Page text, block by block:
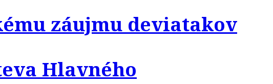
záujmu deviatakov
Hlavného